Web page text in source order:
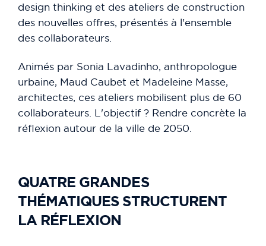
design thinking et des ateliers de construction
des nouvelles offres, présentés à l'ensemble
des collaborateurs.
Animés par Sonia Lavadinho, anthropologue
urbaine, Maud Caubet et Madeleine Masse,
architectes, ces ateliers mobilisent plus de 60
collaborateurs. L'objectif ? Rendre concrète la
réflexion autour de la ville de 2050.
QUATRE GRANDES
THÉMATIQUES STRUCTURENT
LA RÉFLEXION